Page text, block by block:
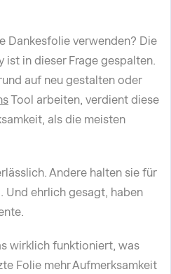
Dankesfolie verwenden? Die
ist in dieser Frage gespalten.
auf neu gestalten oder
Tool arbeiten, verdient diese
als die meisten
Andere halten sie für
Und ehrlich gesagt, haben
wirklich funktioniert, was
Folie mehr Aufmerksamkeit